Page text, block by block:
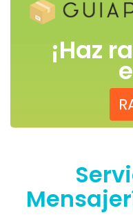
¡Haz